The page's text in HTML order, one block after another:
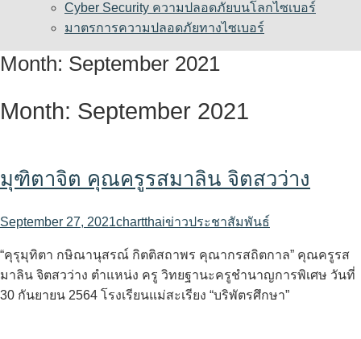
Cyber Security ความปลอดภัยบนโลกไซเบอร์
มาตรการความปลอดภัยทางไซเบอร์
Month: September 2021
Month: September 2021
มุฑิตาจิต คุณครูรสมาลิน จิตสวว่าง
September 27, 2021chartthaiข่าวประชาสัมพันธ์
“คุรุมุทิตา กษิณานุสรณ์ กิตติสถาพร คุณากรสถิตกาล” คุณครูรส
มาลิน จิตสวว่าง ตำแหน่ง ครู วิทยฐานะครูชำนาญการพิเศษ วันที่
30 กันยายน 2564 โรงเรียนแม่สะเรียง “บริพัตรศึกษา”